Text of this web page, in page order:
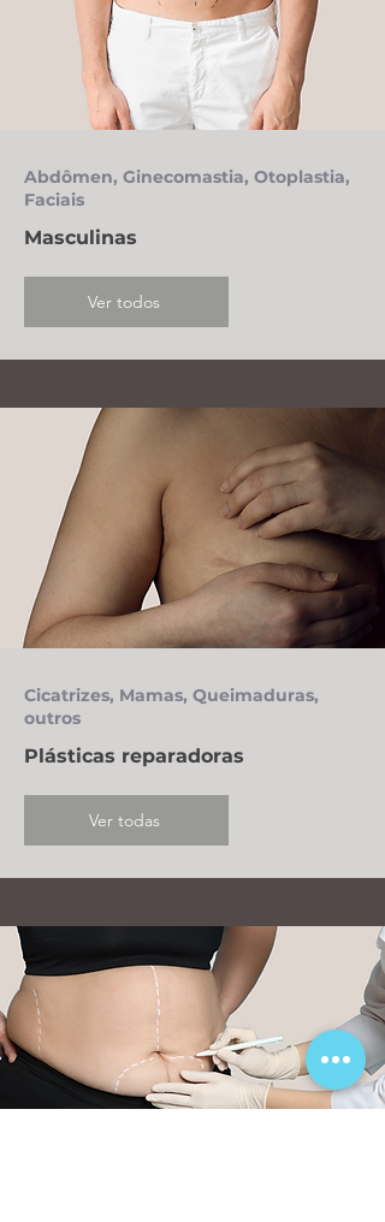
Abdômen, Ginecomastia, Otoplastia,
Faciais
Masculinas
Ver todos
Cicatrizes, Mamas, Queimaduras,
outros
Plásticas reparadoras
Ver todas